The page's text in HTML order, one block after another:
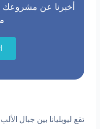
أخبرنا عن مشروعك -
اتصل بنا
ليوبليانا بين جبال الألب